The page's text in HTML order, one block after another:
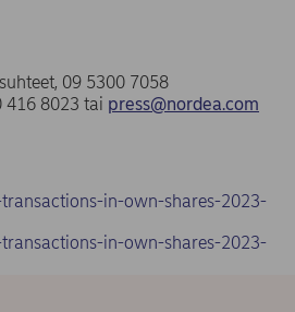
09 5300 7058
416 8023 tai press@nordea.com
in-own-shares-2023-
in-own-shares-2023-